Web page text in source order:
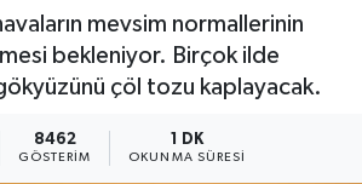
mevsim normallerinin
bekleniyor. Birçok ilde
çöl tozu kaplayacak.
8462
GÖSTERIM
1 DK
OKUNMA SÜRESI